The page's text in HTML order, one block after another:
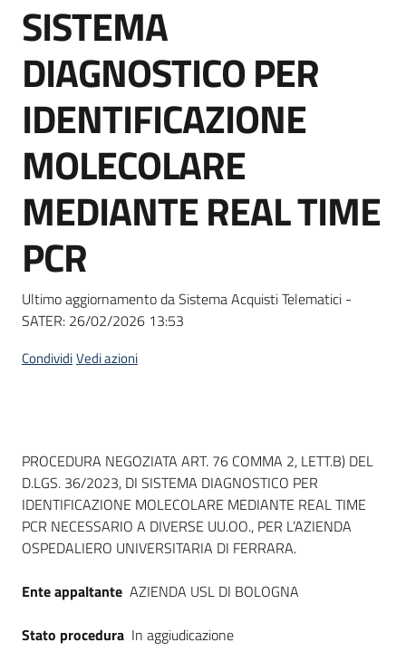
Bandi
e
di
Supporto
Piattaforme
telematiche
Seguici
su
Salta al contenuto
SISTEMA
DIAGNOSTICO PER
IDENTIFICAZIONE
MOLECOLARE
MEDIANTE REAL TIME
PCR
Ultimo aggiornamento da Sistema Acquisti Telematici -
SATER: 26/02/2026 13:53
CondividiVedi azioni
Dati del bando
PROCEDURA NEGOZIATA ART. 76 COMMA 2, LETT.B) DEL
D.LGS. 36/2023, DI SISTEMA DIAGNOSTICO PER
IDENTIFICAZIONE MOLECOLARE MEDIANTE REAL TIME
PCR NECESSARIO A DIVERSE UU.OO., PER L’AZIENDA
OSPEDALIERO UNIVERSITARIA DI FERRARA.
Ente appaltante AZIENDA USL DI BOLOGNA
Stato procedura In aggiudicazione